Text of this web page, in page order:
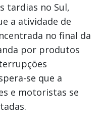
tardias no Sul,
a atividade de
no final da
por produtos
se que a
e motoristas se